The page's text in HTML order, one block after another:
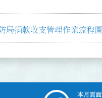
局捐款收支管理作業流程
本月頁